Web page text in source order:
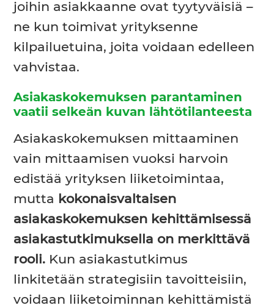
joihin asiakkaanne ovat tyytyväisiä –
ne kun toimivat yrityksenne
kilpailuetuina, joita voidaan edelleen
vahvistaa.
Asiakaskokemuksen parantaminen
vaatii selkeän kuvan lähtötilanteesta
Asiakaskokemuksen mittaaminen
vain mittaamisen vuoksi harvoin
edistää yrityksen liiketoimintaa,
mutta kokonaisvaltaisen
asiakaskokemuksen kehittämisessä
asiakastutkimuksella on merkittävä
rooli. Kun asiakastutkimus
linkitetään strategisiin tavoitteisiin,
voidaan liiketoiminnan kehittämistä